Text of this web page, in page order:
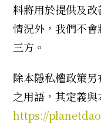
料將用於提供及
情況外，我們不
三方。
除本隱私權政策
之用語，其定義
https://